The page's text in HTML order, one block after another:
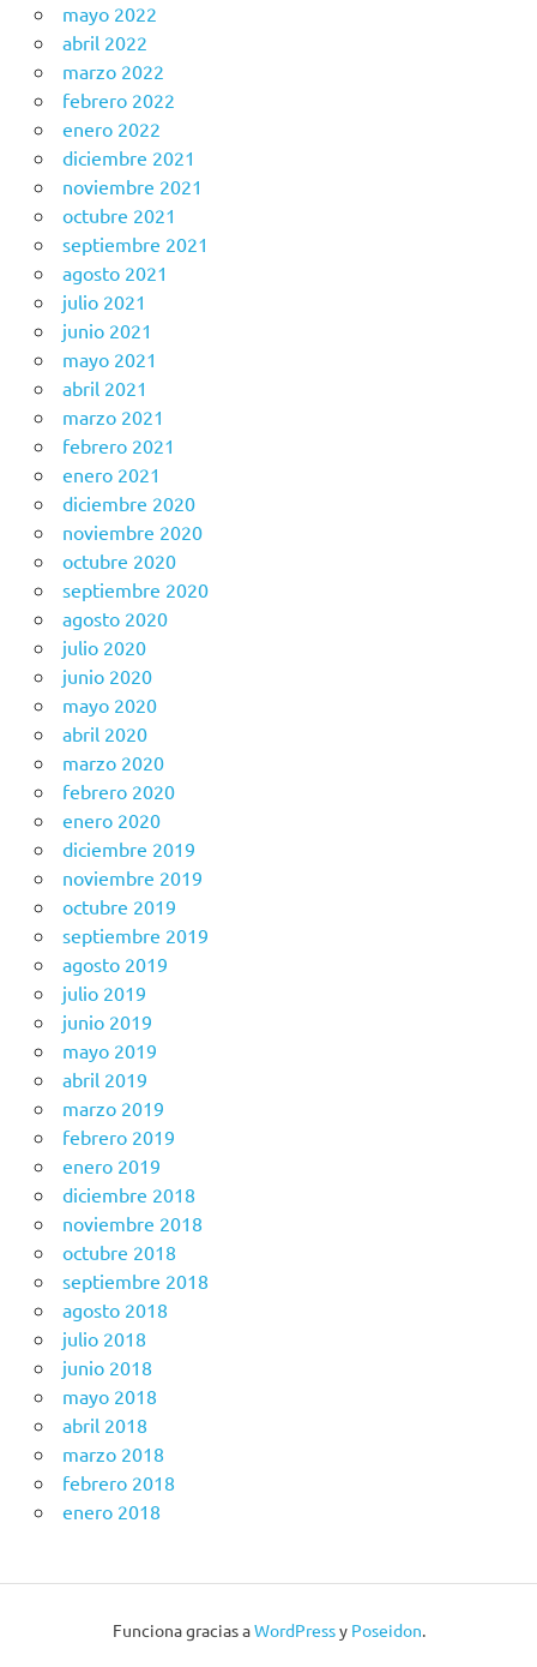
mayo 2022
abril 2022
marzo 2022
febrero 2022
enero 2022
diciembre 2021
noviembre 2021
octubre 2021
septiembre 2021
agosto 2021
julio 2021
junio 2021
mayo 2021
abril 2021
marzo 2021
febrero 2021
enero 2021
diciembre 2020
noviembre 2020
octubre 2020
septiembre 2020
agosto 2020
julio 2020
junio 2020
mayo 2020
abril 2020
marzo 2020
febrero 2020
enero 2020
diciembre 2019
noviembre 2019
octubre 2019
septiembre 2019
agosto 2019
julio 2019
junio 2019
mayo 2019
abril 2019
marzo 2019
febrero 2019
enero 2019
diciembre 2018
noviembre 2018
octubre 2018
septiembre 2018
agosto 2018
julio 2018
junio 2018
mayo 2018
abril 2018
marzo 2018
febrero 2018
enero 2018
Funciona gracias aWordPressy Poseidon.